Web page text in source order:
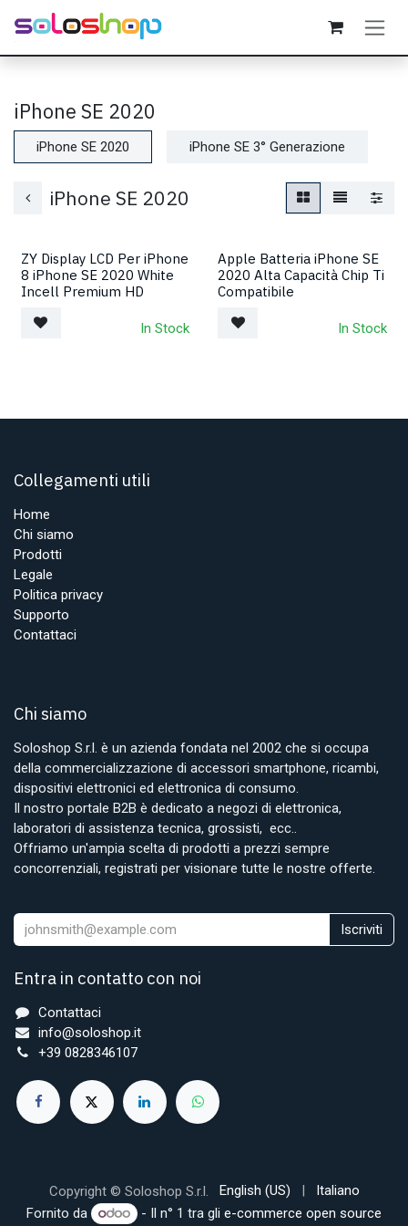
Passa al contenuto
iPhone SE 2020
iPhone SE 2020 iPhone SE 3° Generazione
iPhone SE 2020
ZY Display LCD Per iPhone
8 iPhone SE 2020 White
Incell Premium HD
In Stock
Apple Batteria iPhone SE
2020 Alta Capacità Chip Ti
Compatibile
In Stock
Collegamenti utili
Home
Chi siamo
Prodotti
Legale
Politica privacy
Supporto
Contattaci
Chi siamo
Soloshop S.r.l. è un azienda fondata nel 2002 che si occupa
della commercializzazione di accessori smartphone, ricambi,
dispositivi elettronici ed elettronica di consumo.
Il nostro portale B2B è dedicato a negozi di elettronica,
laboratori di assistenza tecnica, grossisti, ecc..
Offriamo un'ampia scelta di prodotti a prezzi sempre
concorrenziali, registrati per visionare tutte le nostre offerte.
Iscriviti
Entra in contatto con noi
Contattaci
info@soloshop.it
+39 0828346107
Copyright © Soloshop S.r.l. English (US) |
Italiano
Fornito da
- Il n° 1 tra glie-commerce open source